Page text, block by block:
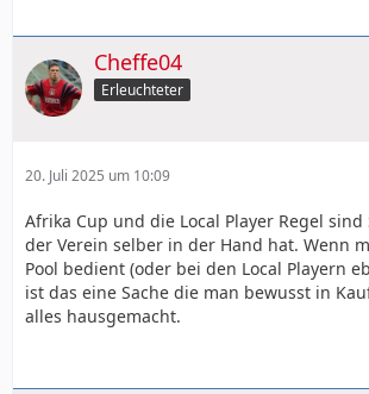
Cheffe04
Erleuchteter
20. Juli 2025 um 10:09
Afrika Cup und die Local Player Regel
der Verein selber in der Hand hat. Wenn
Pool bedient (oder bei den Local Playern
ist das eine Sache die man bewusst in
alles hausgemacht.